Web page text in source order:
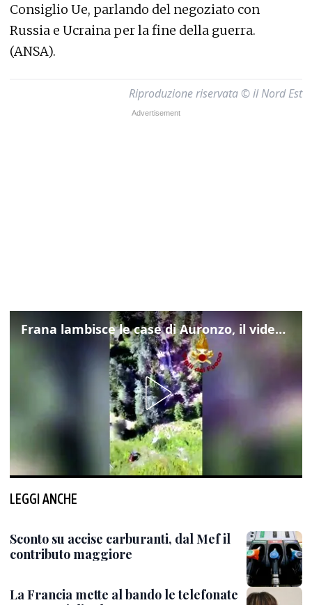
Consiglio Ue, parlando del negoziato con
Russia e Ucraina per la fine della guerra.
(ANSA).
Riproduzione riservata © il Nord Est
Frana lambisce le case di Auronzo, il video dall'elicottero dei vigili del fuoco
LEGGI ANCHE
Sconto su accise carburanti, dal Mef il
contributo maggiore
La Francia mette al bando le telefonate